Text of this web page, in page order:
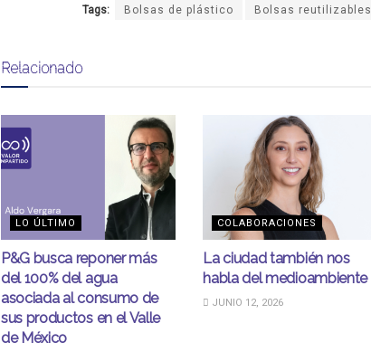
Tags: Bolsas de plástico Bolsas reutilizables
Relacionado
LO ÚLTIMO
P&G busca reponer más
del 100% del agua
asociada al consumo de
sus productos en el Valle
de México
COLABORACIONES
La ciudad también nos
habla del medioambiente
JUNIO 12, 2026